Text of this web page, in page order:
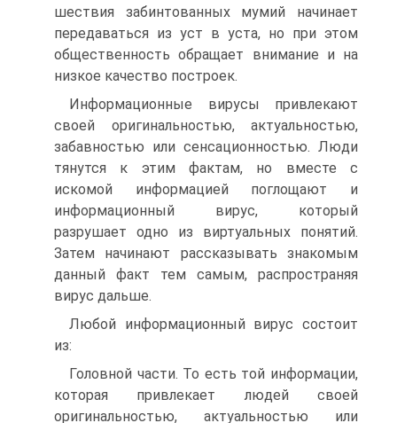
шествия забинтованных мумий начинает
передаваться из уст в уста, но при этом
общественность обращает внимание и на
низкое качество построек.
Информационные вирусы привлекают
своей оригинальностью, актуальностью,
забавностью или сенсационностью. Люди
тянутся к этим фактам, но вместе с
искомой информацией поглощают и
информационный вирус, который
разрушает одно из виртуальных понятий.
Затем начинают рассказывать знакомым
данный факт тем самым, распространяя
вирус дальше.
Любой информационный вирус состоит
из:
Головной части. То есть той информации,
которая привлекает людей своей
оригинальностью, актуальностью или